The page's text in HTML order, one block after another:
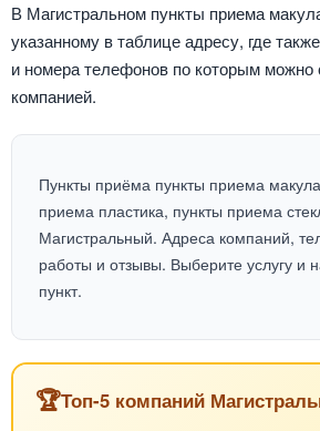
В Магистральном пункты приема
указанному в таблице адресу, где
и номера телефонов по которым можно
компанией.
Пункты приёма пункты приема
приема пластика, пункты приема
Магистральный. Адреса компаний,
работы и отзывы. Выберите услугу и
пункт.
🏆Топ-5 компаний